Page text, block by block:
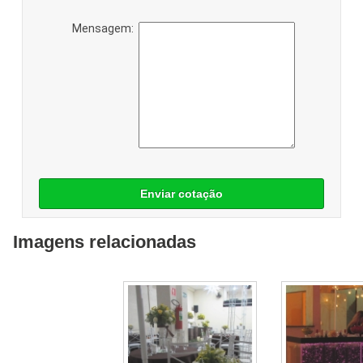
Mensagem:
Enviar cotação
Imagens relacionadas